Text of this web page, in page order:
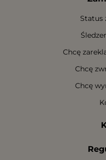
Status
Chcę
Chcę
Chcę